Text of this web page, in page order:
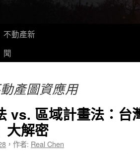
不動產新
聞
產圖資應用
vs. 區域計畫法：台
大解密
， 作者: Real Chen